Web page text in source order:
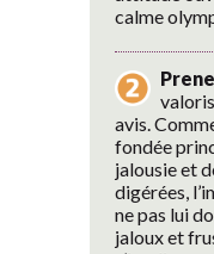
calme
avis.
fondée
jalousie et
digérées,
ne pas lui
jaloux et